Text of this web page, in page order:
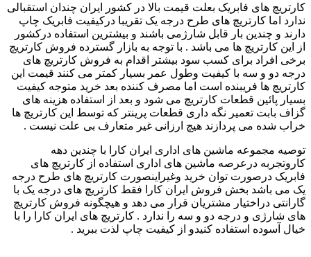
کارتریچ های فابریک بعلت قیمت بالا در کشور ایران چندان استقبالی
ندارد اما کارتریچ های طرح درجه یک تقریبا درکیفیت فابریک چاپ
دارند و چندین بار قابل شارژمی باشند و بیشترین استفاده درکشور
از این کارتریچ ها می باشد . با توجه به بازار گسترده فروش کارتریچ
برخی افراد برای کسب سود بیشتر اقدام به فروش کارتریچ های
درجه دو و سه با کیفیت وطول عمر بسیار کمتر می کنند قیمت این
کارتریچ ها فریبنده است اما مصرف کننده بعد خرید متوجه کیفیت
بسیار پائین قطعات کارتریچ می شود و بعد از استفاده هزینه های
گزاف بابت تعمیر نگه داری قطعات پرینتر که توسط این کارتریچ ها
خراب شده می پردازند هیچ ارزانی غیر متعارف بی علت نیست .
توصیه مجموعه ماشین های اداری ایران کارا با چندین دهه
کاروتجربه درعرصه ماشین های اداری استفاده از کارتریچ های
فابریک درصورت توان خرید وغیراینصورت کارتریچ های طرح درجه
یک می باشد بخش فروش ایران کارا فقط کارتریچ های درجه یک با
گارانتی دراختیار مشتریان قرار می دهد و هیچگونه فروش کارتریچ
های شارژی و درجه دو و سه را ندارد . کارتریچ های ایران کارا را با
خیال آسوده استفاده کنیدو از کیفیت چاپ لذت ببرید .